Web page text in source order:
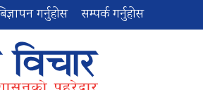
गर्नुहोस सम्पर्क गर्नुहोस